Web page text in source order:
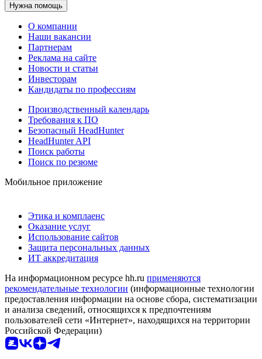
Нужна помощь
О компании
Наши вакансии
Партнерам
Реклама на сайте
Новости и статьи
Инвесторам
Кандидаты по профессиям
Производственный календарь
Требования к ПО
Безопасный HeadHunter
HeadHunter API
Поиск работы
Поиск по резюме
Мобильное приложение
Этика и комплаенс
Оказание услуг
Использование сайтов
Защита персональных данных
ИТ аккредитация
На информационном ресурсе hh.ru применяются
рекомендательные технологии (информационные технологии
предоставления информации на основе сбора, систематизации
и анализа сведений, относящихся к предпочтениям
пользователей сети «Интернет», находящихся на территории
Российской Федерации)